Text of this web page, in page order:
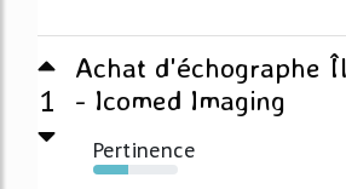
1
Achat d'échographe
- Icomed Imaging
Pertinence
41%